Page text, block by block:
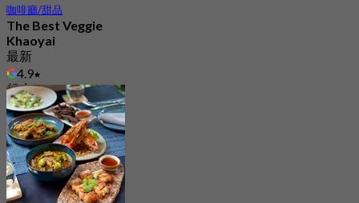
咖啡廳/甜品
The Best Veggie
Khaoyai
最新
4.9
起฿ 422.5